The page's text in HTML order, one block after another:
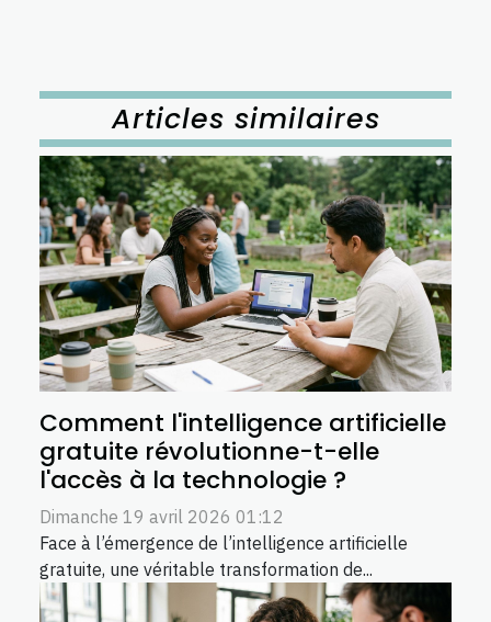
Articles similaires
Comment l'intelligence artificielle
gratuite révolutionne-t-elle
l'accès à la technologie ?
Dimanche 19 avril 2026 01:12
Face à l’émergence de l’intelligence artificielle
gratuite, une véritable transformation de...